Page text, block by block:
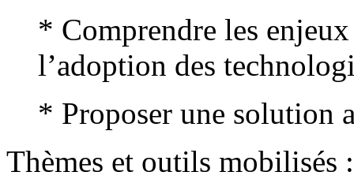
* Comprendre les
l’adoption des
* Proposer une solution
Thèmes et outils mobilisés :